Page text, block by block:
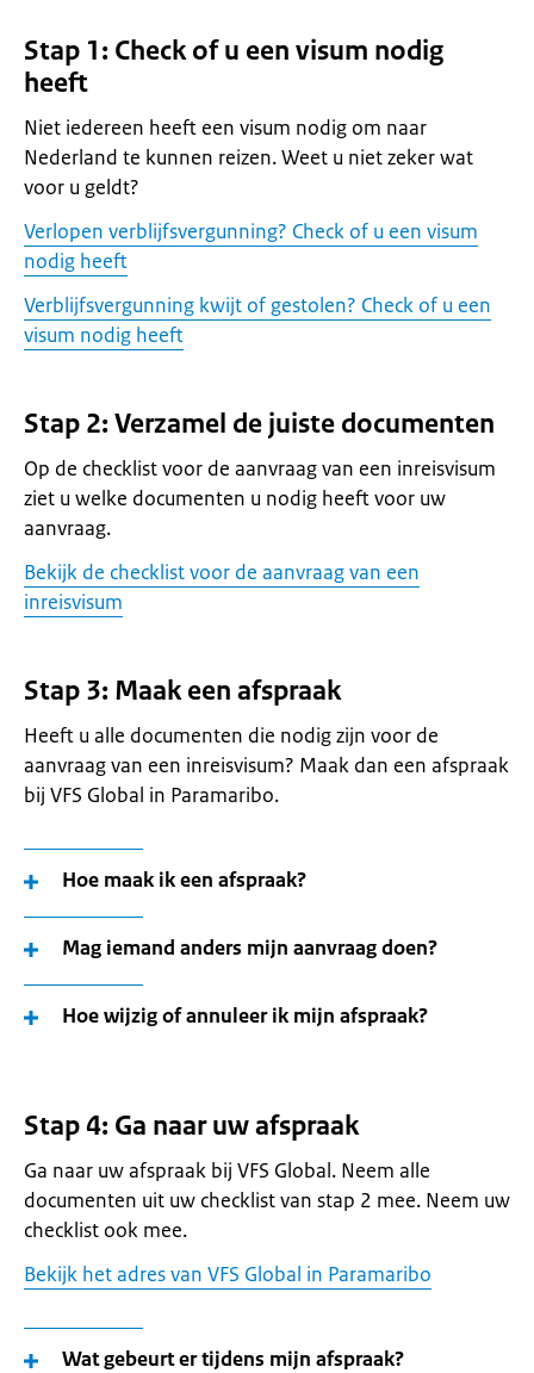
Stap 1: Check of u een visum nodig
heeft
Niet iedereen heeft een visum nodig om naar
Nederland te kunnen reizen. Weet u niet zeker wat
voor u geldt?
Verlopen verblijfsvergunning? Check of u een visum
nodig heeft
Verblijfsvergunning kwijt of gestolen? Check of u een
visum nodig heeft
Stap 2: Verzamel de juiste documenten
Op de checklist voor de aanvraag van een inreisvisum
ziet u welke documenten u nodig heeft voor uw
aanvraag.
Bekijk de checklist voor de aanvraag van een
inreisvisum
Stap 3: Maak een afspraak
Heeft u alle documenten die nodig zijn voor de
aanvraag van een inreisvisum? Maak dan een afspraak
bij VFS Global in Paramaribo.
Hoe maak ik een afspraak?
Mag iemand anders mijn aanvraag doen?
Hoe wijzig of annuleer ik mijn afspraak?
Stap 4: Ga naar uw afspraak
Ga naar uw afspraak bij VFS Global. Neem alle
documenten uit uw checklist van stap 2 mee. Neem uw
checklist ook mee.
Bekijk het adres van VFS Global in Paramaribo
Wat gebeurt er tijdens mijn afspraak?